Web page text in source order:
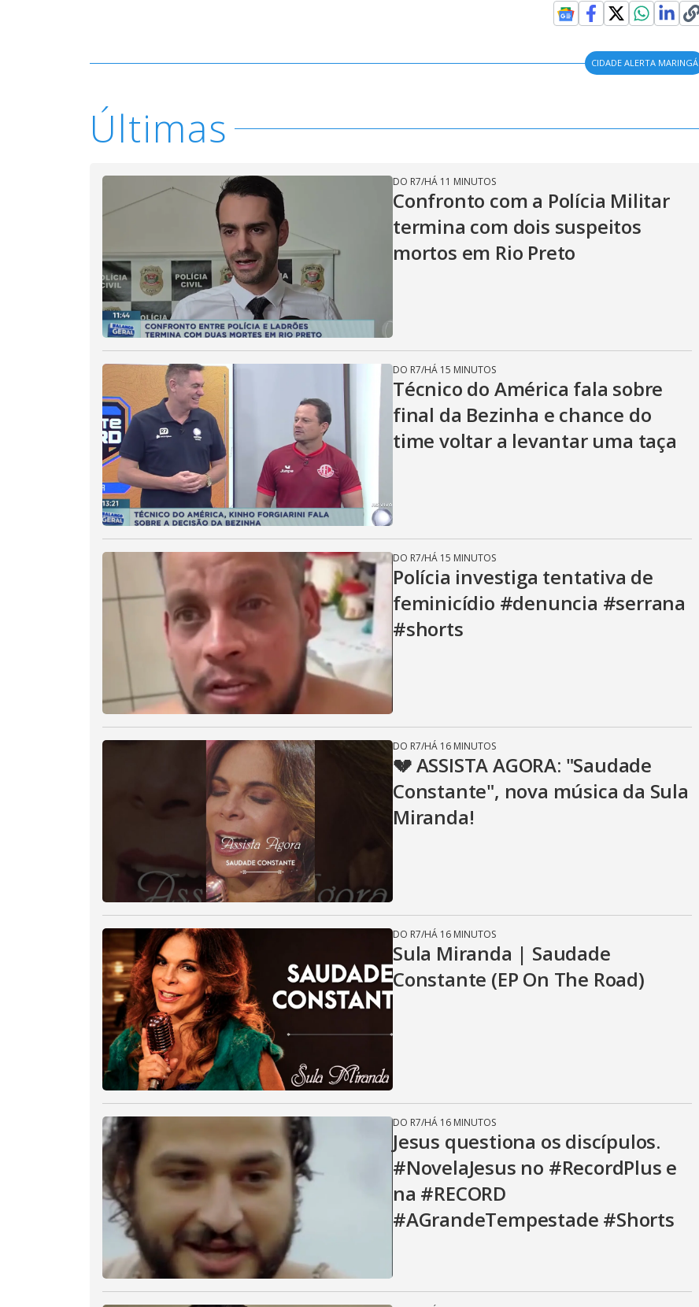
CIDADE ALERTA MARINGÁ
Últimas
DO R7/HÁ 11 MINUTOS
Confronto com a Polícia Militar
termina com dois suspeitos
mortos em Rio Preto
DO R7/HÁ 15 MINUTOS
Técnico do América fala sobre
final da Bezinha e chance do
time voltar a levantar uma taça
DO R7/HÁ 15 MINUTOS
Polícia investiga tentativa de
feminicídio #denuncia #serrana
#shorts
DO R7/HÁ 16 MINUTOS
💔 ASSISTA AGORA: "Saudade
Constante", nova música da Sula
Miranda!
DO R7/HÁ 16 MINUTOS
Sula Miranda | Saudade
Constante (EP On The Road)
DO R7/HÁ 16 MINUTOS
Jesus questiona os discípulos.
#NovelaJesus no #RecordPlus e
na #RECORD
#AGrandeTempestade #Shorts